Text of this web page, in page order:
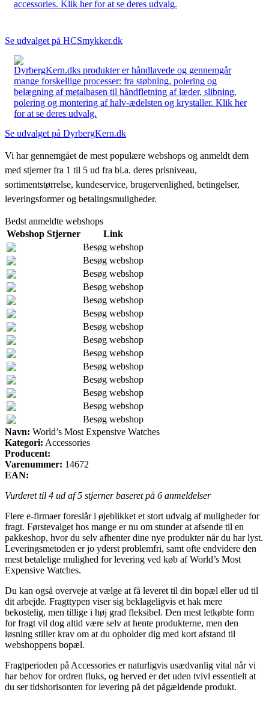
accessories. Klik her for at se deres udvalg.
Se udvalget på HCSmykker.dk
DyrbergKern.dks produkter er håndlavede og gennemgår
mange forskellige processer: fra støbning, polering og
belægning af metalbasen til håndfletning af læder, slibning,
polering og montering af halv-ædelsten og krystaller. Klik her
for at se deres udvalg.
Se udvalget på DyrbergKern.dk
Vi har gennemgået de mest populære webshops og anmeldt dem
med stjerner fra 1 til 5 ud fra bl.a. deres prisniveau,
sortimentstørrelse, kundeservice, brugervenlighed, betingelser,
leveringsformer og betalingsmuligheder.
Bedst anmeldte webshops
Webshop Stjerner
Link
Besøg webshop
Besøg webshop
Besøg webshop
Besøg webshop
Besøg webshop
Besøg webshop
Besøg webshop
Besøg webshop
Besøg webshop
Besøg webshop
Besøg webshop
Besøg webshop
Besøg webshop
Besøg webshop
Navn: World’s Most Expensive Watches
Kategori: Accessories
Producent:
Varenummer: 14672
EAN:
Vurderet til 4 ud af 5 stjerner baseret på 6 anmeldelser
Flere e-firmaer foreslår i øjeblikket et stort udvalg af muligheder for
fragt. Førstevalget hos mange er nu om stunder at afsende til en
pakkeshop, hvor du selv afhenter dine nye produkter når du har lyst.
Leveringsmetoden er jo yderst problemfri, samt ofte endvidere den
mest betalelige mulighed for levering ved køb af World’s Most
Expensive Watches.
Du kan også overveje at vælge at få leveret til din bopæl eller ud til
dit arbejde. Fragttypen viser sig beklageligvis et hak mere
bekostelig, men tillige i høj grad fleksibel. Den mest letkøbte form
for fragt vil dog altid være selv at hente produkterne, men den
løsning stiller krav om at du opholder dig med kort afstand til
webshoppens bopæl.
Fragtperioden på Accessories er naturligvis usædvanlig vital når vi
har behov for ordren fluks, og herved er det uden tvivl essentielt at
du ser tidshorisonten for levering på det pågældende produkt.